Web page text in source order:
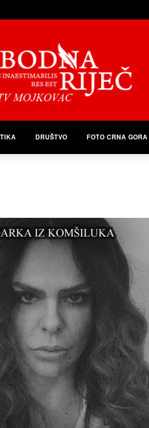
DRUŠTVO FOTO CRNA GORA